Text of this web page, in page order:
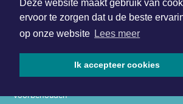
Deze website maakt gebruik van
ervoor te zorgen dat u de beste
op onze website Lees meer
Ik accepteer cookies
voorbehouden
Algemene voorwaarden
Disclaimer